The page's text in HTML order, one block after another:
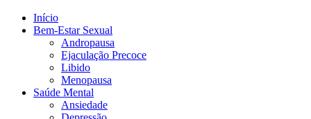
Início
Bem-Estar Sexual
Andropausa
Ejaculação Precoce
Libido
Menopausa
Saúde Mental
Ansiedade